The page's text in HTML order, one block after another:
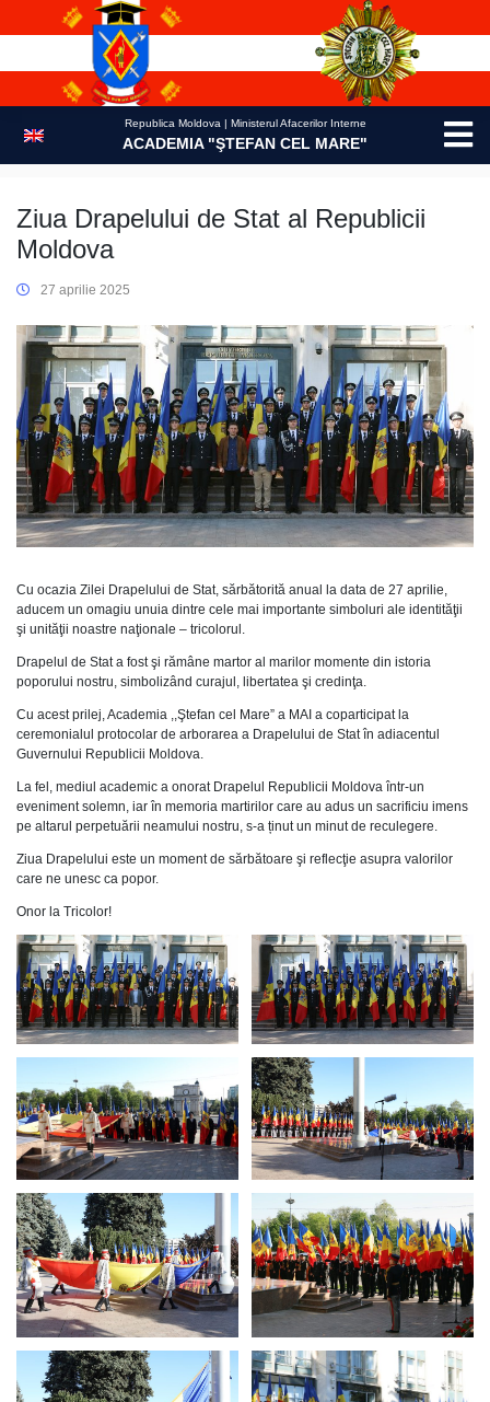
Republica Moldova | Ministerul Afacerilor Interne
ACADEMIA "ŞTEFAN CEL MARE"
Ziua Drapelului de Stat al Republicii
Moldova
27 aprilie 2025
Cu ocazia Zilei Drapelului de Stat, sărbătorită anual la data de 27 aprilie,
aducem un omagiu unuia dintre cele mai importante simboluri ale identităţii
şi unităţii noastre naţionale – tricolorul.
Drapelul de Stat a fost şi rămâne martor al marilor momente din istoria
poporului nostru, simbolizând curajul, libertatea şi credinţa.
Cu acest prilej, Academia ,,Ştefan cel Mare” a MAI a coparticipat la
ceremonialul protocolar de arborarea a Drapelului de Stat în adiacentul
Guvernului Republicii Moldova.
La fel, mediul academic a onorat Drapelul Republicii Moldova într-un
eveniment solemn, iar în memoria martirilor care au adus un sacrificiu imens
pe altarul perpetuării neamului nostru, s-a ținut un minut de reculegere.
Ziua Drapelului este un moment de sărbătoare şi reflecţie asupra valorilor
care ne unesc ca popor.
Onor la Tricolor!